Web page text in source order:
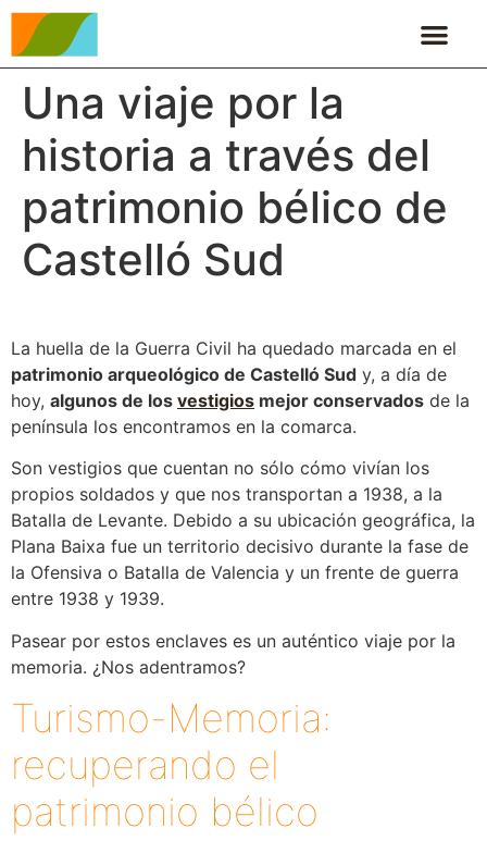
Una viaje por la
historia a través del
patrimonio bélico de
Castelló Sud
La huella de la Guerra Civil ha quedado marcada en el
patrimonio arqueológico de Castelló Sud y, a día de
hoy, algunos de los vestigios mejor conservados de la
península los encontramos en la comarca.
Son vestigios que cuentan no sólo cómo vivían los
propios soldados y que nos transportan a 1938, a la
Batalla de Levante. Debido a su ubicación geográfica, la
Plana Baixa fue un territorio decisivo durante la fase de
la Ofensiva o Batalla de Valencia y un frente de guerra
entre 1938 y 1939.
Pasear por estos enclaves es un auténtico viaje por la
memoria. ¿Nos adentramos?
Turismo-Memoria:
recuperando el
patrimonio bélico